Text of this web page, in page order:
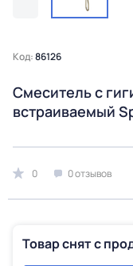
Код:86126
Смеситель с
встраиваемый
0 0 отзывов
Товар снят с